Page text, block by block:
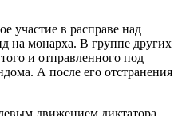
участие в расправе над
на монарха. В группе других
и отправленного под
А после его отстранения
движением диктатора